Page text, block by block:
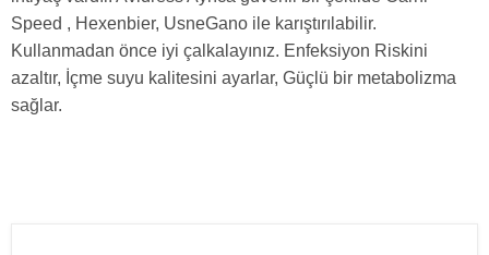
Speed , Hexenbier, UsneGano ile karıştırılabilir.
Kullanmadan önce iyi çalkalayınız. Enfeksiyon Riskini
azaltır, İçme suyu kalitesini ayarlar, Güçlü bir metabolizma
sağlar.